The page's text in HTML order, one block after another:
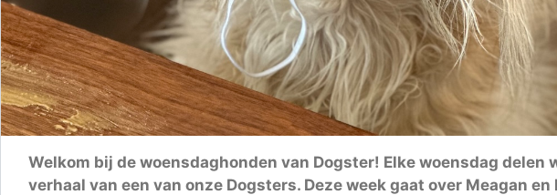
Welkom bij de woensdaghonden van Dogster! Elke woensdag delen
verhaal van een van onze Dogsters. Deze week gaat over Meagan en